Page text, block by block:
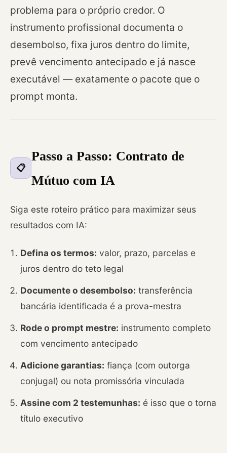
problema para o próprio credor. O
instrumento profissional documenta o
desembolso, fixa juros dentro do limite,
prevê vencimento antecipado e já nasce
executável — exatamente o pacote que o
prompt monta.
📋
Passo a Passo: Contrato de
Mútuo com IA
Siga este roteiro prático para maximizar seus
resultados com IA:
Defina os termos: valor, prazo, parcelas e
juros dentro do teto legal
Documente o desembolso: transferência
bancária identificada é a prova-mestra
Rode o prompt mestre: instrumento completo
com vencimento antecipado
Adicione garantias: fiança (com outorga
conjugal) ou nota promissória vinculada
Assine com 2 testemunhas: é isso que o torna
título executivo